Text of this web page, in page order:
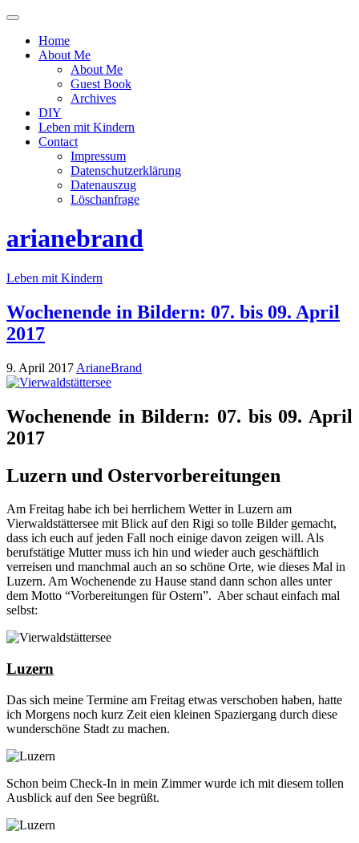
Menü
oder
ausblenden
Home
About Me
About Me
Guest Book
Archives
DIY
Leben mit Kindern
Contact
Impressum
Datenschutzerklärung
Datenauszug
Löschanfrage
arianebrand
Leben mit Kindern
Wochenende in Bildern: 07. bis 09. April
2017
9. April 2017 ArianeBrand
Wochenende in Bildern: 07. bis 09. April
2017
Luzern und Ostervorbereitungen
Am Freitag habe ich bei herrlichem Wetter in Luzern am
Vierwaldstättersee mit Blick auf den Rigi so tolle Bilder gemacht,
dass ich euch auf jeden Fall noch einige davon zeigen will. Als
berufstätige Mutter muss ich hin und wieder auch geschäftlich
verreisen und manchmal auch an so schöne Orte, wie dieses Mal in
Luzern. Am Wochenende zu Hause stand dann schon alles unter
dem Motto “Vorbereitungen für Ostern”. Aber schaut einfach mal
selbst:
Luzern
Das sich meine Termine am Freitag etwas verschoben haben, hatte
ich Morgens noch kurz Zeit eien kleinen Spaziergang durch diese
wunderschöne Stadt zu machen.
Schon beim Check-In in mein Zimmer wurde ich mit diesem tollen
Ausblick auf den See begrüßt.